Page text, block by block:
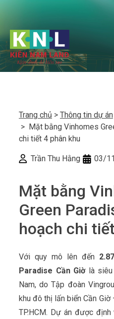
Trang chủ > Thông tin dự án
> Mặt bằng Vinhomes
chi tiết 4 phân khu
Trần Thu Hằng 03/
Mặt bằng
Green
hoạch chi
Với quy mô lên đến
Paradise Cần Giờlà siêu
Nam, do Tập đoàn
khu đô thị lấn biển Cần
TP.HCM. Dự án được